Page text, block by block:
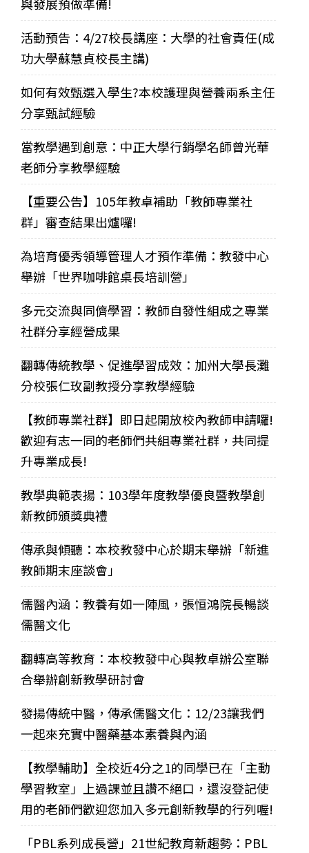
活動預告：4/27校長講座：大學的社會責任(成
功大學蘇慧貞校長主講)
如何有效甄選入學生?本校護理與營養兩系主任
分享甄試經驗
當教學遇到創意：中正大學行銷學名師曾光華
老師分享教學經驗
【重要公告】105年教卓補助「教師專業社
群」審查結果出爐囉!
為培育優秀領導管理人才預作準備：教發中心
舉辦「世界咖啡館桌長培訓營」
多元交流與同儕學習：教師自發性組成之專業
社群分享經營成果
翻轉傳統教學、促進學習成效：加州大學長灘
分校張仁玫副教授分享教學經驗
【教師專業社群】即日起開放校內教師申請囉!
歡迎有志一同的老師們共組專業社群，共同提
升專業成長!
教學典範表揚：103學年度教學優良暨教學創
新教師頒獎典禮
傳承與傾聽：本校教發中心於期末舉辦「新進
教師期末座談會」
儒醫內涵：教養有如一陣風，張恒鴻院長暢談
儒醫文化
翻轉高等教育：本校教發中心與教卓辦公室聯
合舉辦創新教學研討會
發揚傳統中醫，傳承儒醫文化：12/23讓我們
一起來充實中醫藥基本素養與內涵
【教學輔助】全校近4分之1的同學已在「主動
學習教室」上過課並且讚不絕口，還沒登記使
用的老師們歡迎您加入多元創新教學的行列喔!
「PBL系列成長營」21世紀教育新趨勢：PBL